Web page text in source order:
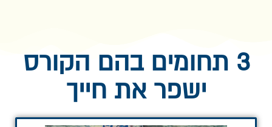
3 תחומים בהם הקורס
ישפר את חייך